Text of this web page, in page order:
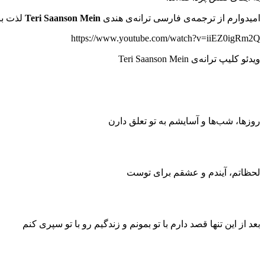
امیدوارم از ترجمه‌ی فارسی ترانه‌ی هندی Teri Saanson Mein لذت
https://www.youtube.com/watch?v=iiEZ0igRm2Q
ویدئو کلیپ ترانه‌ی Teri Saanson Mein
روزها، شب‌ها و آسایشم به تو تعلق دارن
لحظاتم، آیندم و عشقم برای توست
بعد از این تنها قصد دارم با تو بمونم و زندگیم رو با تو سپری کنم